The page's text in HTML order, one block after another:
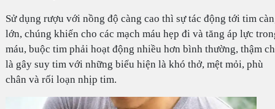
Sử dụng rượu với nồng độ càng cao thì sự tác động tới tim
lớn, chúng khiến cho các mạch máu hẹp đi và tăng áp lực
máu, buộc tim phải hoạt động nhiều hơn bình thường, thậm
là gây suy tim với những biểu hiện là khó thở, mệt mỏi, phù
chân và rối loạn nhịp tim.